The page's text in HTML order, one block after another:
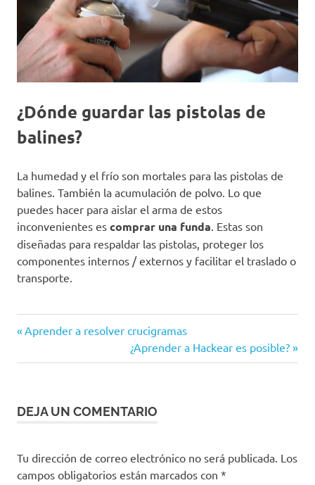
¿Dónde guardar las pistolas de
balines?
La humedad y el frío son mortales para las pistolas de
balines. También la acumulación de polvo. Lo que
puedes hacer para aislar el arma de estos
inconvenientes es comprar una funda. Estas son
diseñadas para respaldar las pistolas, proteger los
componentes internos / externos y facilitar el traslado o
transporte.
Navegación
de
Entrada
Aprender a resolver crucigramas
Siguiente
entrada:
¿Aprender a Hackear es posible?
DEJA UN COMENTARIO
Tu dirección de correo electrónico no será publicada. Los
campos obligatorios están marcados con *